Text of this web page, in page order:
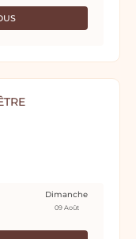
Dimanche
09 Août